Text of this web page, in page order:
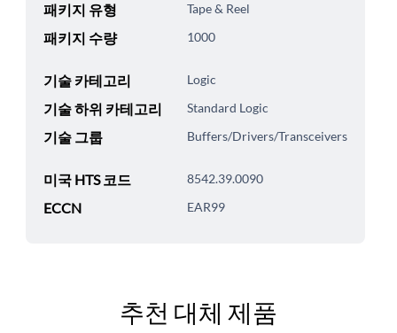
패키지 유형 Tape & Reel
패키지 수량 1000
기술 카테고리 Logic
기술 하위 카테고리 Standard Logic
기술 그룹 Buffers/Drivers/Transceivers
미국 HTS 코드 8542.39.0090
ECCN EAR99
추천 대체 제품